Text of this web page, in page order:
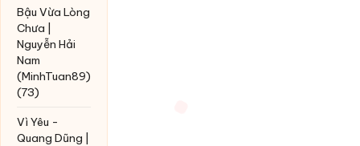
Bậu Vừa Lòng
Chưa |
Nguyễn Hải
Nam
(MinhTuan89)
(73)
Vì Yêu -
Quang Dũng |